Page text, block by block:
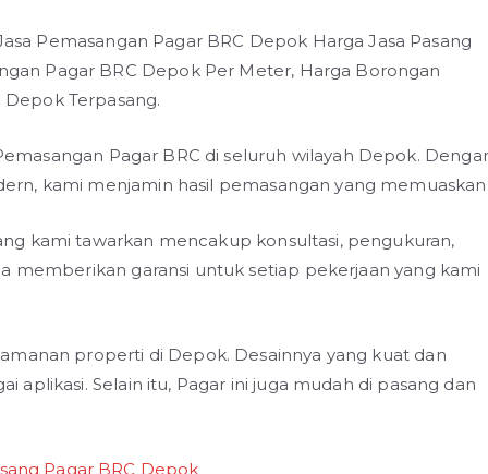
Pemasangan Pagar BRC Depok Harga Jasa Pasang
Pagar BRC Depok Per Meter, Harga Borongan
Depok Terpasang.
Pagar BRC di seluruh wilayah Depok.
kami menjamin hasil pemasangan yang
kami tawarkan mencakup konsultasi, pengukuran,
memberikan garansi untuk setiap pekerjaan yang kami
properti di Depok. Desainnya yang kuat dan
Selain itu, Pagar ini juga mudah di pasang dan